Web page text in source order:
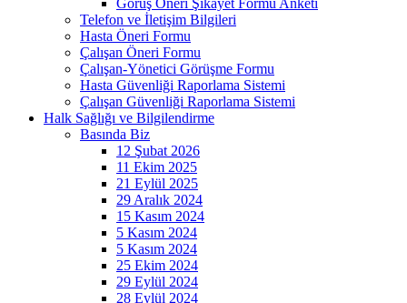
Telefon ve İletişim Bilgileri
Hasta Öneri Formu
Çalışan Öneri Formu
Çalışan-Yönetici Görüşme Formu
Hasta Güvenliği Raporlama Sistemi
Çalışan Güvenliği Raporlama Sistemi
Halk Sağlığı ve Bilgilendirme
Basında Biz
12 Şubat 2026
11 Ekim 2025
21 Eylül 2025
29 Aralık 2024
15 Kasım 2024
5 Kasım 2024
5 Kasım 2024
25 Ekim 2024
29 Eylül 2024
28 Eylül 2024